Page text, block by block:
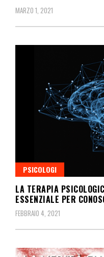
MARZO 1, 2021
PSICOLOGI
LA TERAPIA
ESSENZIALE PER
FEBBRAIO 4, 2021